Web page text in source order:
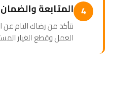
4 المتابعة والضمان
نتأكد من رضاك التام
العمل وقطع الغيار